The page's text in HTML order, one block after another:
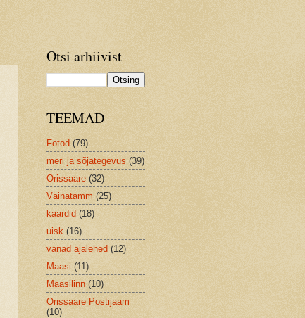
Otsi arhiivist
TEEMAD
Fotod (79)
meri ja sõjategevus (39)
Orissaare (32)
Väinatamm (25)
kaardid (18)
uisk (16)
vanad ajalehed (12)
Maasi (11)
Maasilinn (10)
Orissaare Postijaam
(10)